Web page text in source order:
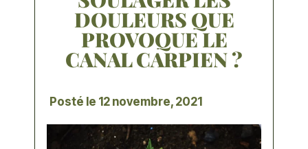
DOULEURS QUE
PROVOQUE LE
CANAL CARPIEN ?
Posté le 12 novembre, 2021